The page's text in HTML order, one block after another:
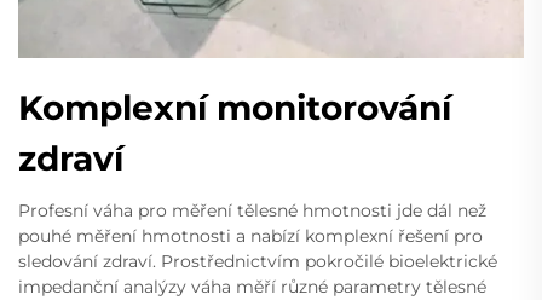
Komplexní monitorování
zdraví
Profesní váha pro měření tělesné hmotnosti jde dál než
pouhé měření hmotnosti a nabízí komplexní řešení pro
sledování zdraví. Prostřednictvím pokročilé bioelektrické
impedanční analýzy váha měří různé parametry tělesné